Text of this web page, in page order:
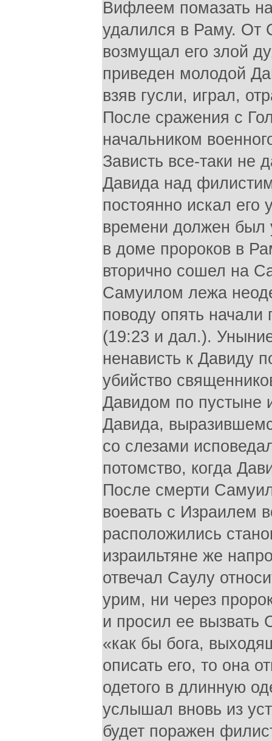
Вифлеем помазать
удалился в Раму. От
возмущал его злой
приведен молодой
взяв гусли, играл,
После сражения с
начальником
Зависть все-таки не
Давида над
постоянно искал его
времени должен был
в доме пророков в
вторично сошел на
Самуилом лежа
поводу опять
(19:23 и дал.).
ненависть к Давиду
убийство
Давидом по пустыне
Давида,
со слезами
потомство, когда
После смерти
воевать с Израилем
расположились
израильтяне же
отвечал Саулу
урим, ни через
и просил ее
«как бы бога,
описать eго, то она
одетого в длинную
услышал вновь из
будет поражен